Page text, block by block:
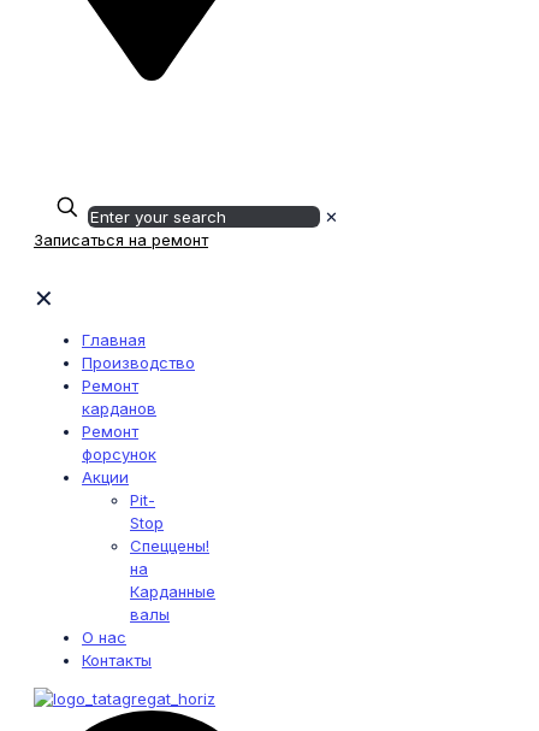
✕
Записаться на ремонт
✕
Главная
Производство
Ремонт
карданов
Ремонт
форсунок
Акции
Pit-
Stop
Спеццены!
на
Карданные
валы
О нас
Контакты